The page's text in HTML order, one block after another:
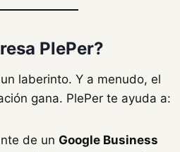
PlePer?
laberinto. Y a menudo, el
gana. PlePer te ayuda a:
de un Google Business